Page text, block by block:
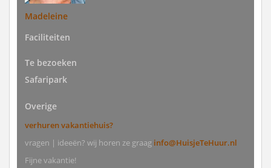
Madeleine
Faciliteiten
Te bezoeken
Safaripark
Overige
verhuren vakantiehuis?
vragen | ideeën? wij horen ze graag info@HuisjeTeHuur.nl
Fijne vakantie!